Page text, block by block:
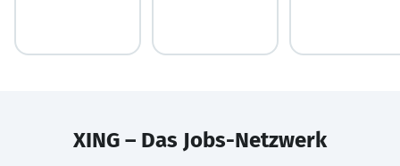
XING – Das Jobs-Netzwerk